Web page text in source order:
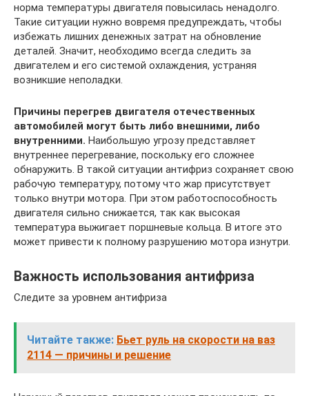
норма температуры двигателя повысилась ненадолго.
Такие ситуации нужно вовремя предупреждать, чтобы
избежать лишних денежных затрат на обновление
деталей. Значит, необходимо всегда следить за
двигателем и его системой охлаждения, устраняя
возникшие неполадки.
Причины перегрев двигателя отечественных
автомобилей могут быть либо внешними, либо
внутренними. Наибольшую угрозу представляет
внутреннее перегревание, поскольку его сложнее
обнаружить. В такой ситуации антифриз сохраняет свою
рабочую температуру, потому что жар присутствует
только внутри мотора. При этом работоспособность
двигателя сильно снижается, так как высокая
температура выжигает поршневые кольца. В итоге это
может привести к полному разрушению мотора изнутри.
Важность использования антифриза
Следите за уровнем антифриза
Читайте также: Бьет руль на скорости на ваз
2114 — причины и решение